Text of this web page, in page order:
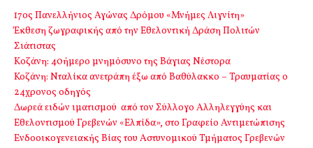
17ος Πανελλήνιος Αγώνας Δρόμου «Μνήμες Λιγνίτη»
Έκθεση ζωγραφικής από την Εθελοντική Δράση Πολιτών
Σιάτιστας
Kοζάνη: 40ήμερο μνημόσυνο της Βάγιας Νέστορα
Κοζάνη: Νταλίκα ανετράπη έξω από Βαθύλακκο – Τραυματίας ο
24χρονος οδηγός
Δωρεά ειδών ιματισμού από τον Σύλλογο Αλληλεγγύης και
Εθελοντισμού Γρεβενών «Ελπίδα», στο Γραφείο Αντιμετώπισης
Ενδοοικογενειακής Βίας του Αστυνομικού Τμήματος Γρεβενών